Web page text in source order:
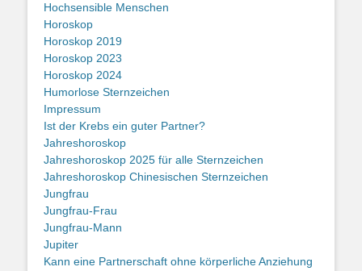
Hochsensible Menschen
Horoskop
Horoskop 2019
Horoskop 2023
Horoskop 2024
Humorlose Sternzeichen
Impressum
Ist der Krebs ein guter Partner?
Jahreshoroskop
Jahreshoroskop 2025 für alle Sternzeichen
Jahreshoroskop Chinesischen Sternzeichen
Jungfrau
Jungfrau-Frau
Jungfrau-Mann
Jupiter
Kann eine Partnerschaft ohne körperliche Anziehung